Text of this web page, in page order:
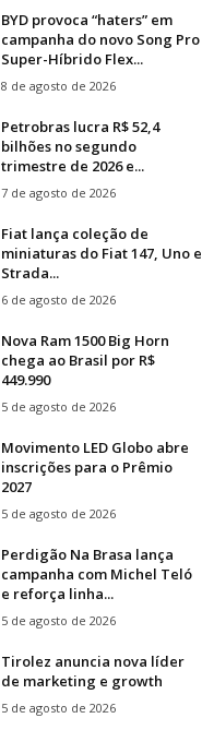
BYD provoca “haters” em
campanha do novo Song Pro
Super-Híbrido Flex...
8 de agosto de 2026
Petrobras lucra R$ 52,4
bilhões no segundo
trimestre de 2026 e...
7 de agosto de 2026
Fiat lança coleção de
miniaturas do Fiat 147, Uno e
Strada...
6 de agosto de 2026
Nova Ram 1500 Big Horn
chega ao Brasil por R$
449.990
5 de agosto de 2026
Movimento LED Globo abre
inscrições para o Prêmio
2027
5 de agosto de 2026
Perdigão Na Brasa lança
campanha com Michel Teló
e reforça linha...
5 de agosto de 2026
Tirolez anuncia nova líder
de marketing e growth
5 de agosto de 2026